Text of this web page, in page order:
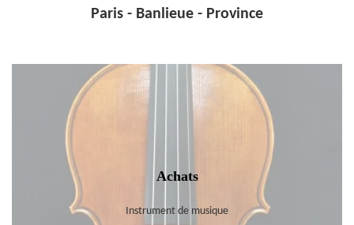
Paris - Banlieue - Province
Achats
Instrument de musique